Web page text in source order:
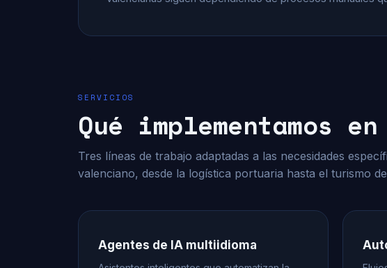
SERVICIOS
Qué implementamos
Tres líneas de trabajo adaptadas a las necesidades
valenciano, desde la logística portuaria hasta el turismo
Agentes de IA multiidioma